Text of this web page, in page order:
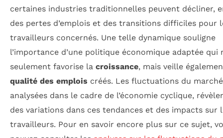
certaines industries traditionnelles peuvent décliner,
des pertes d’emplois et des transitions difficiles pour
travailleurs concernés. Une telle dynamique souligne
l’importance d’une politique économique adaptée qui
seulement favorise la croissance, mais veille
qualité des emplois créés. Les fluctuations du
analysées dans le cadre de l’économie cyclique,
des variations dans ces tendances et des impacts sur
travailleurs. Pour en savoir encore plus sur ce sujet,